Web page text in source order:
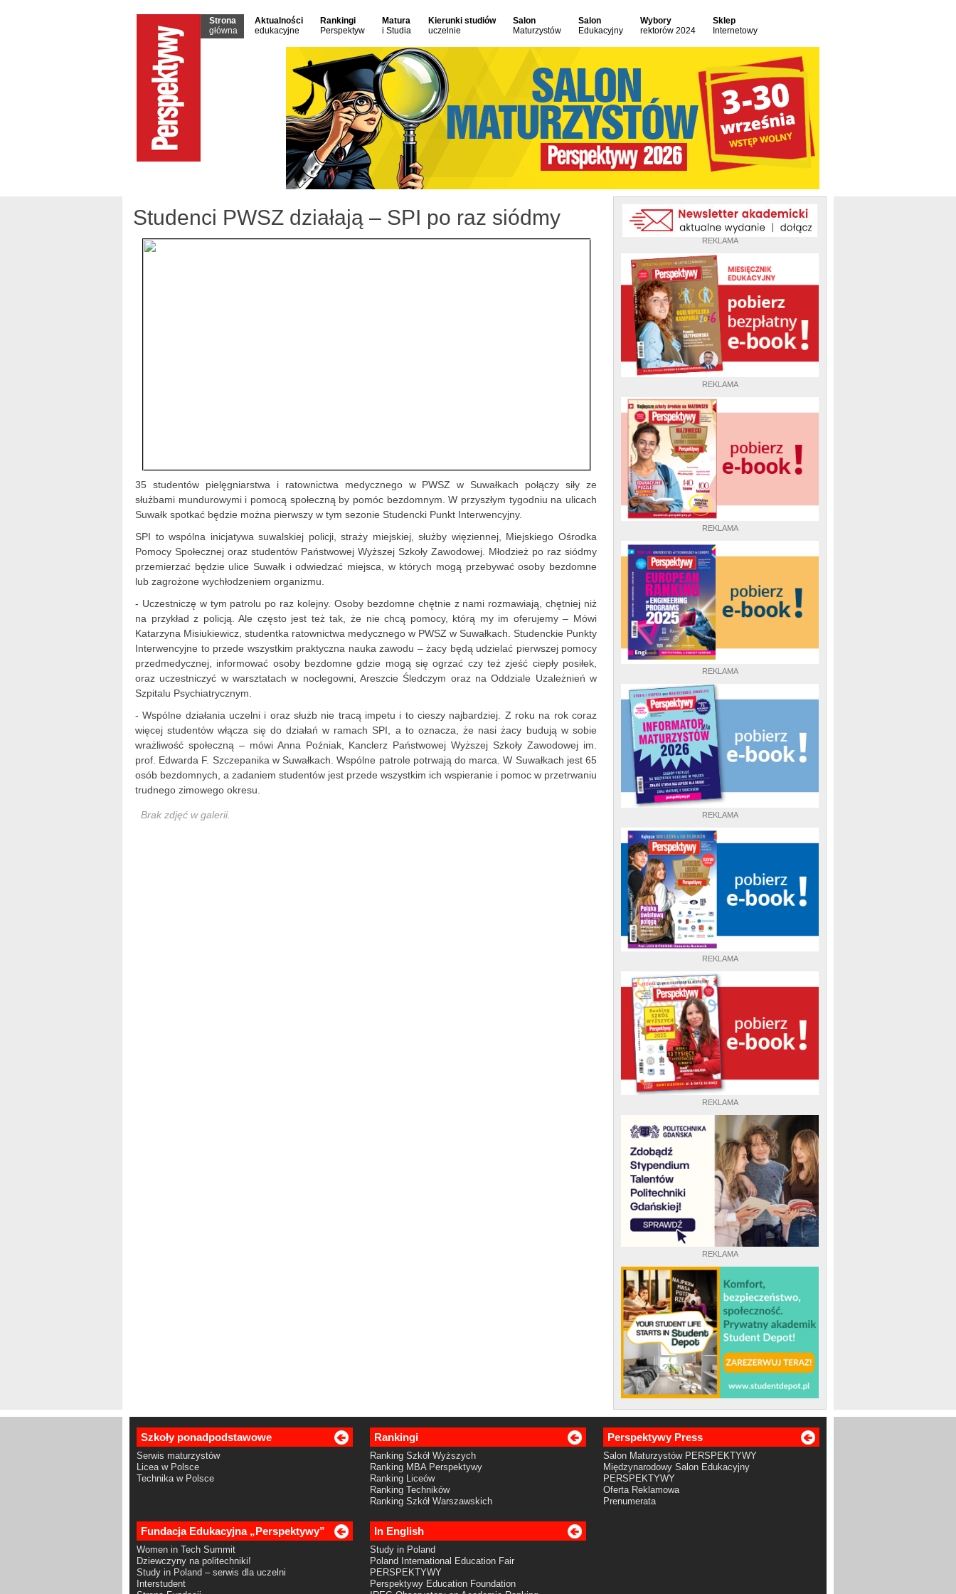
Strona
główna
Aktualności
edukacyjne
Rankingi
Perspektyw
Matura
i Studia
Kierunki studiów
uczelnie
Salon
Maturzystów
Salon
Edukacyjny
Wybory
rektorów 2024
Sklep
Internetowy
REKLAMA
REKLAMA
REKLAMA
REKLAMA
REKLAMA
REKLAMA
REKLAMA
REKLAMA
Studenci PWSZ działają – SPI po raz siódmy
35 studentów pielęgniarstwa i ratownictwa medycznego w PWSZ w Suwałkach połączy siły ze
służbami mundurowymi i pomocą społeczną by pomóc bezdomnym. W przyszłym tygodniu na ulicach
Suwałk spotkać będzie można pierwszy w tym sezonie Studencki Punkt Interwencyjny.
SPI to wspólna inicjatywa suwalskiej policji, straży miejskiej, służby więziennej, Miejskiego Ośrodka
Pomocy Społecznej oraz studentów Państwowej Wyższej Szkoły Zawodowej. Młodzież po raz siódmy
przemierzać będzie ulice Suwałk i odwiedzać miejsca, w których mogą przebywać osoby bezdomne
lub zagrożone wychłodzeniem organizmu.
- Uczestniczę w tym patrolu po raz kolejny. Osoby bezdomne chętnie z nami rozmawiają, chętniej niż
na przykład z policją. Ale często jest też tak, że nie chcą pomocy, którą my im oferujemy – Mówi
Katarzyna Misiukiewicz, studentka ratownictwa medycznego w PWSZ w Suwałkach. Studenckie Punkty
Interwencyjne to przede wszystkim praktyczna nauka zawodu – żacy będą udzielać pierwszej pomocy
przedmedycznej, informować osoby bezdomne gdzie mogą się ogrzać czy też zjeść ciepły posiłek,
oraz uczestniczyć w warsztatach w noclegowni, Areszcie Śledczym oraz na Oddziale Uzależnień w
Szpitalu Psychiatrycznym.
- Wspólne działania uczelni i oraz służb nie tracą impetu i to cieszy najbardziej. Z roku na rok coraz
więcej studentów włącza się do działań w ramach SPI, a to oznacza, że nasi żacy budują w sobie
wrażliwość społeczną – mówi Anna Poźniak, Kanclerz Państwowej Wyższej Szkoły Zawodowej im.
prof. Edwarda F. Szczepanika w Suwałkach. Wspólne patrole potrwają do marca. W Suwałkach jest 65
osób bezdomnych, a zadaniem studentów jest przede wszystkim ich wspieranie i pomoc w przetrwaniu
trudnego zimowego okresu.
Brak zdjęć w galerii.
Szkoły ponadpodstawowe
Serwis maturzystów
Licea w Polsce
Technika w Polsce
Rankingi
Ranking Szkół Wyższych
Ranking MBA Perspektywy
Ranking Liceów
Ranking Techników
Ranking Szkół Warszawskich
Perspektywy Press
Salon Maturzystów PERSPEKTYWY
Międzynarodowy Salon Edukacyjny
PERSPEKTYWY
Oferta Reklamowa
Prenumerata
Fundacja Edukacyjna „Perspektywy”
Women in Tech Summit
Dziewczyny na politechniki!
Study in Poland – serwis dla uczelni
Interstudent
In English
Study in Poland
Poland International Education Fair
PERSPEKTYWY
Perspektywy Education Foundation